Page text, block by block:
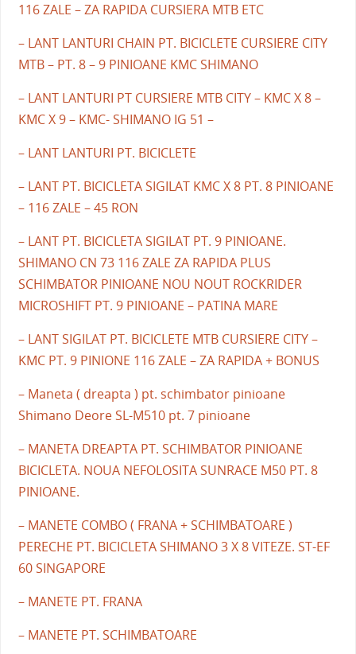
116 ZALE – ZA RAPIDA CURSIERA MTB ETC
– LANT LANTURI CHAIN PT. BICICLETE CURSIERE CITY
MTB – PT. 8 – 9 PINIOANE KMC SHIMANO
– LANT LANTURI PT CURSIERE MTB CITY – KMC X 8 –
KMC X 9 – KMC- SHIMANO IG 51 –
– LANT LANTURI PT. BICICLETE
– LANT PT. BICICLETA SIGILAT KMC X 8 PT. 8 PINIOANE
– 116 ZALE – 45 RON
– LANT PT. BICICLETA SIGILAT PT. 9 PINIOANE.
SHIMANO CN 73 116 ZALE ZA RAPIDA PLUS
SCHIMBATOR PINIOANE NOU NOUT ROCKRIDER
MICROSHIFT PT. 9 PINIOANE – PATINA MARE
– LANT SIGILAT PT. BICICLETE MTB CURSIERE CITY –
KMC PT. 9 PINIONE 116 ZALE – ZA RAPIDA + BONUS
– Maneta ( dreapta ) pt. schimbator pinioane
Shimano Deore SL-M510 pt. 7 pinioane
– MANETA DREAPTA PT. SCHIMBATOR PINIOANE
BICICLETA. NOUA NEFOLOSITA SUNRACE M50 PT. 8
PINIOANE.
– MANETE COMBO ( FRANA + SCHIMBATOARE )
PERECHE PT. BICICLETA SHIMANO 3 X 8 VITEZE. ST-EF
60 SINGAPORE
– MANETE PT. FRANA
– MANETE PT. SCHIMBATOARE